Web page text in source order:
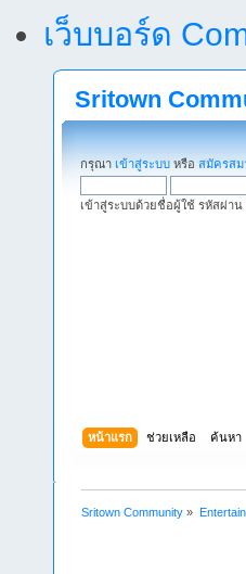
เว็บบอร์ด
Sritown
กรุณา เข้าสู่ระบบ หรือ สมัครสม
เข้าสู่ระบบด้วยชื่อผู้ใช้ รหัสผ่าน
หน้าแรก ช่วยเหลือ ค้นหา
Sritown Community »